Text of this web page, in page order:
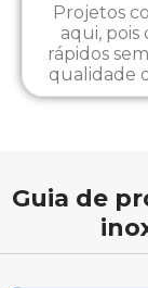
Projetos
aqui,
rápidos
qualidade
Guia de